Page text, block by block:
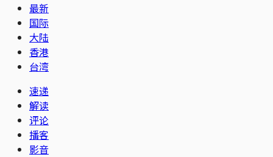
最新
国际
大陆
香港
台湾
速递
解读
评论
播客
影音